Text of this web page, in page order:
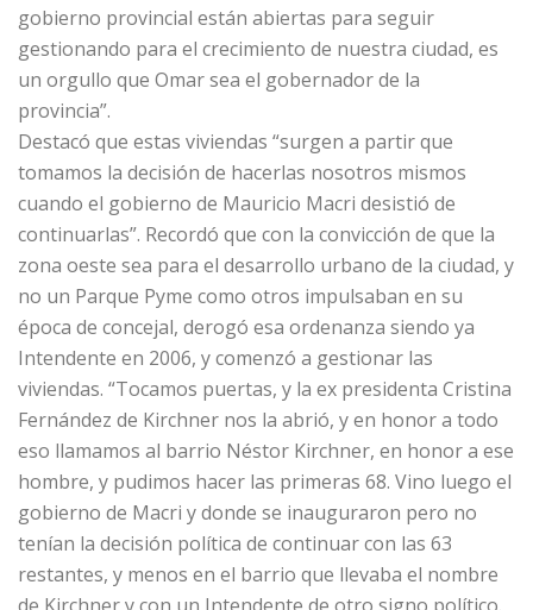
gobierno provincial están abiertas para seguir
gestionando para el crecimiento de nuestra ciudad, es
un orgullo que Omar sea el gobernador de la
provincia”.
Destacó que estas viviendas “surgen a partir que
tomamos la decisión de hacerlas nosotros mismos
cuando el gobierno de Mauricio Macri desistió de
continuarlas”. Recordó que con la convicción de que la
zona oeste sea para el desarrollo urbano de la ciudad, y
no un Parque Pyme como otros impulsaban en su
época de concejal, derogó esa ordenanza siendo ya
Intendente en 2006, y comenzó a gestionar las
viviendas. “Tocamos puertas, y la ex presidenta Cristina
Fernández de Kirchner nos la abrió, y en honor a todo
eso llamamos al barrio Néstor Kirchner, en honor a ese
hombre, y pudimos hacer las primeras 68. Vino luego el
gobierno de Macri y donde se inauguraron pero no
tenían la decisión política de continuar con las 63
restantes, y menos en el barrio que llevaba el nombre
de Kirchner y con un Intendente de otro signo político.